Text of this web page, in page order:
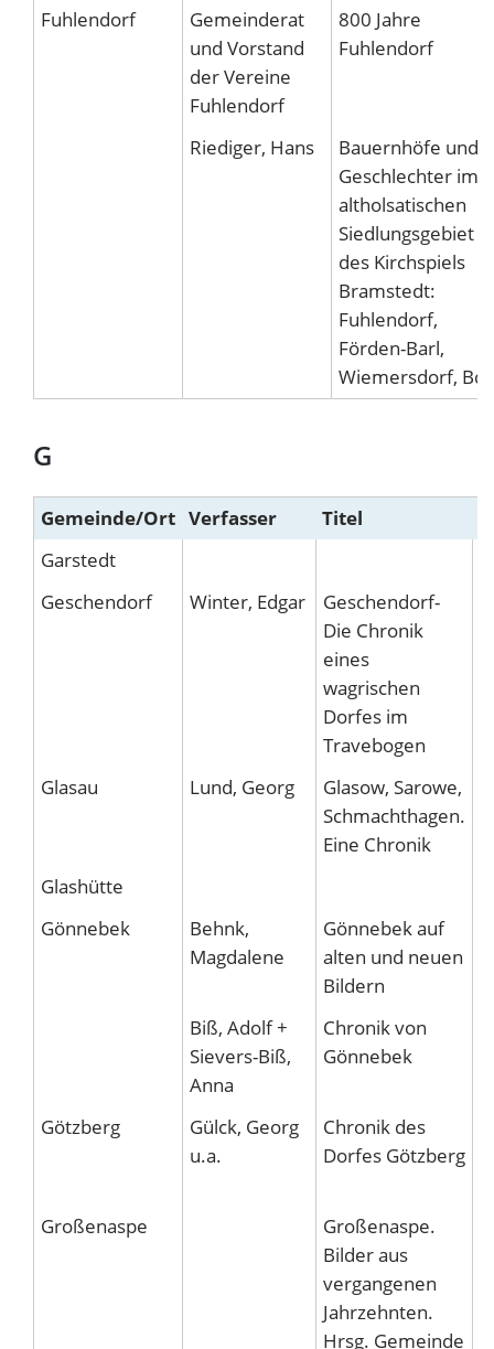
Fuhlendorf
Gemeinderat
und Vorstand
der Vereine
Fuhlendorf
800 Jahre
Fuhlendorf
Riediger, Hans
Bauernhöfe und
Geschlechter im
altholsatischen
Siedlungsgebiet
des Kirchspiels
Bramstedt:
Fuhlendorf,
Förden-Barl,
Wiemersdorf,
G
Gemeinde/Ort Verfasser Titel
Garstedt
Geschendorf
Winter, Edgar
Geschendorf-
Die Chronik
eines
wagrischen
Dorfes im
Travebogen
Glasau Lund, Georg
Glasow, Sarowe,
Schmachthagen.
Eine Chronik
Glashütte
Gönnebek
Behnk,
Magdalene
Gönnebek auf
alten und neuen
Bildern
Biß, Adolf +
Sievers-Biß,
Anna
Chronik von
Gönnebek
Götzberg
Gülck, Georg
u.a.
Chronik des
Dorfes Götzberg
Großenaspe
Großenaspe.
Bilder aus
vergangenen
Jahrzehnten.
Hrsg. Gemeinde